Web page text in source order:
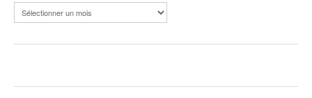
Archives